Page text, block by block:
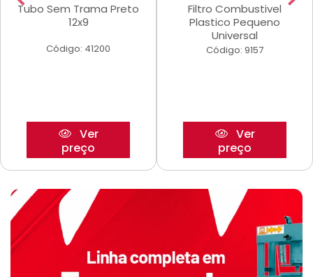
Tubo Sem Trama Preto
12x9
Código: 41200
Ver
preço
Filtro Combustivel
Plastico Pequeno
Universal
Código: 9157
Ver
preço